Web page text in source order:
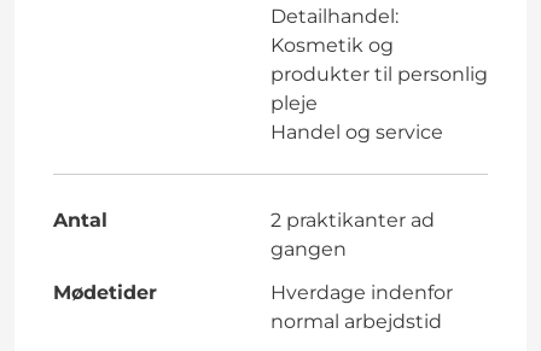
Detailhandel:
Kosmetik og
produkter til personlig
pleje
Handel og service
Antal
2 praktikanter ad
gangen
Mødetider
Hverdage indenfor
normal arbejdstid